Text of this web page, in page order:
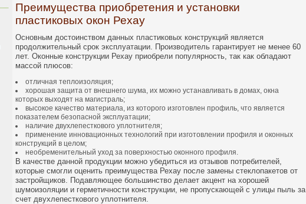
Преимущества приобретения и установки
пластиковых окон Рехау
Основным достоинством данных пластиковых конструкций является
продолжительный срок эксплуатации. Производитель гарантирует не менее 60
лет. Оконные конструкции Рехау приобрели популярность, так как обладают
массой плюсов:
отличная теплоизоляция;
хорошая защита от внешнего шума, их можно устанавливать в домах, окна
которых выходят на магистраль;
высокое качество материала, из которого изготовлен профиль, что является
показателем безопасной эксплуатации;
наличие двухлепесткового уплотнителя;
применение инновационных технологий при изготовлении профиля и оконных
конструкций в целом;
необременительный уход за поверхностью оконного профиля.
В качестве данной продукции можно убедиться из отзывов потребителей,
которые смогли оценить преимущества Рехау после замены стеклопакетов от
застройщиков. Подавляющее большинство делает акцент на хорошей
шумоизоляции и герметичности конструкции, не пропускающей с улицы пыль за
счет двухлепесткового уплотнителя.